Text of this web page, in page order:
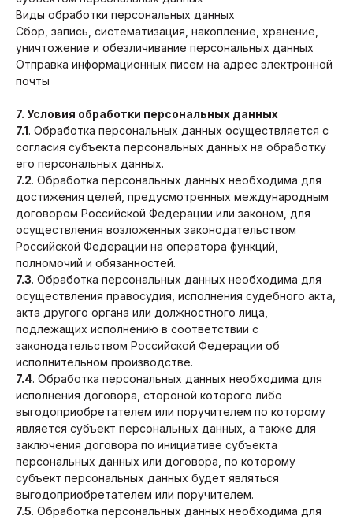
Виды обработки персональных данных
Сбор, запись, систематизация, накопление, хранение,
уничтожение и обезличивание персональных данных
Отправка информационных писем на адрес электронной
почты
7. Условия обработки персональных данных
7.1. Обработка персональных данных осуществляется с
согласия субъекта персональных данных на обработку
его персональных данных.
7.2. Обработка персональных данных необходима для
достижения целей, предусмотренных международным
договором Российской Федерации или законом, для
осуществления возложенных законодательством
Российской Федерации на оператора функций,
полномочий и обязанностей.
7.3. Обработка персональных данных необходима для
осуществления правосудия, исполнения судебного акта,
акта другого органа или должностного лица,
подлежащих исполнению в соответствии с
законодательством Российской Федерации об
исполнительном производстве.
7.4. Обработка персональных данных необходима для
исполнения договора, стороной которого либо
выгодоприобретателем или поручителем по которому
является субъект персональных данных, а также для
заключения договора по инициативе субъекта
персональных данных или договора, по которому
субъект персональных данных будет являться
выгодоприобретателем или поручителем.
7.5. Обработка персональных данных необходима для